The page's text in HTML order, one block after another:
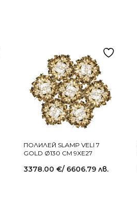
ПОЛИЛЕЙ SLAMP VELI 7
GOLD Ø130 СМ 9XE27
3378.00 €/ 6606.79 лв.